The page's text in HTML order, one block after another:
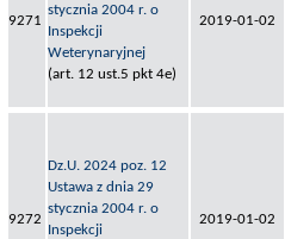
9271
stycznia 2004 r. o
Inspekcji
Weterynaryjnej
(art. 12 ust.5 pkt 4e)
2019-01-02
9272
Dz.U. 2024 poz. 12
Ustawa z dnia 29
stycznia 2004 r. o
Inspekcji
2019-01-02